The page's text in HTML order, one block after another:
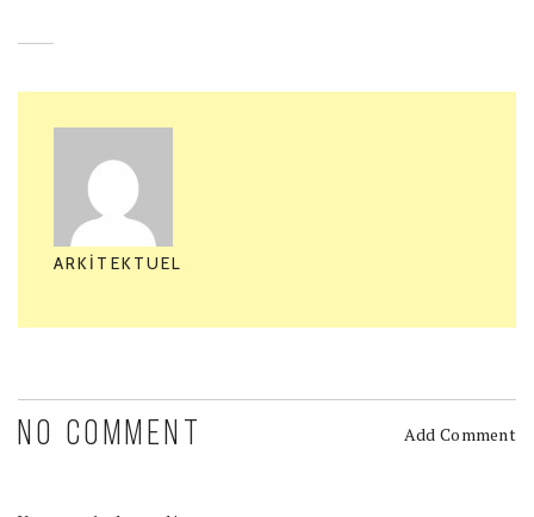
ARKITEKTUEL
NO COMMENT Add Comment